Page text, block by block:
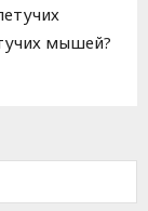
мышей?